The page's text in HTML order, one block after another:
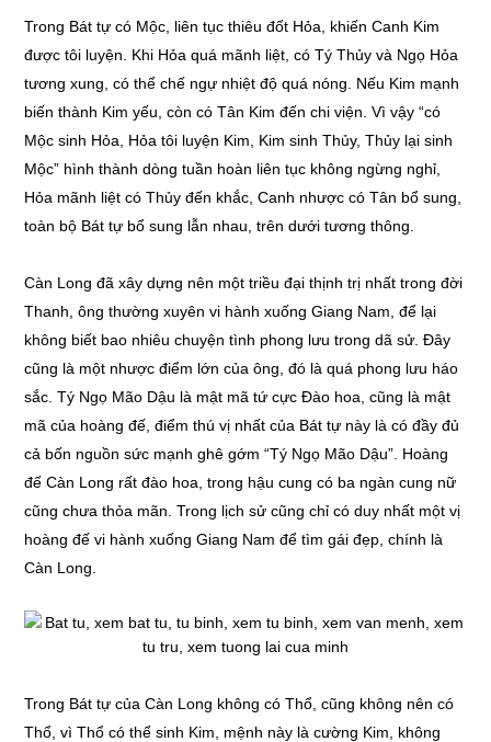
Trong Bát tự có Mộc, liên tục thiêu đốt Hỏa, khiến Canh Kim
được tôi luyện. Khi Hỏa quá mãnh liệt, có Tý Thủy và Ngọ Hỏa
tương xung, có thể chế ngự nhiệt độ quá nóng. Nếu Kim mạnh
biến thành Kim yếu, còn có Tân Kim đến chi viện. Vì vậy “có
Mộc sinh Hỏa, Hỏa tôi luyện Kim, Kim sinh Thủy, Thủy lại sinh
Mộc” hình thành dòng tuần hoàn liên tục không ngừng nghỉ,
Hỏa mãnh liệt có Thủy đến khắc, Canh nhược có Tân bổ sung,
toàn bộ Bát tự bổ sung lẫn nhau, trên dưới tương thông.
Càn Long đã xây dựng nên một triều đại thịnh trị nhất trong đời
Thanh, ông thường xuyên vi hành xuống Giang Nam, để lại
không biết bao nhiêu chuyện tình phong lưu trong dã sử. Đây
cũng là một nhược điểm lớn của ông, đó là quá phong lưu háo
sắc. Tý Ngọ Mão Dậu là mật mã tứ cực Đào hoa, cũng là mật
mã của hoàng đế, điểm thú vị nhất của Bát tự này là có đầy đủ
cả bốn nguồn sức mạnh ghê gớm “Tý Ngọ Mão Dậu”. Hoàng
đế Càn Long rất đào hoa, trong hậu cung có ba ngàn cung nữ
cũng chưa thỏa mãn. Trong lịch sử cũng chỉ có duy nhất một vị
hoàng đế vi hành xuống Giang Nam để tìm gái đẹp, chính là
Càn Long.
Trong Bát tự của Càn Long không có Thổ, cũng không nên có
Thổ, vì Thổ có thể sinh Kim, mệnh này là cường Kim, không